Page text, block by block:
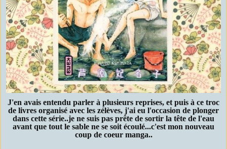
J'en avais entendu parler à plusieurs reprises, et puis à ce troc
de livres organisé avec les zélèves, j'ai eu l'occasion de plonger
dans cette série..je ne suis pas prête de sortir la tête de l'eau
avant que tout le sable ne se soit écoulé...c'est mon nouveau
coup de coeur manga..